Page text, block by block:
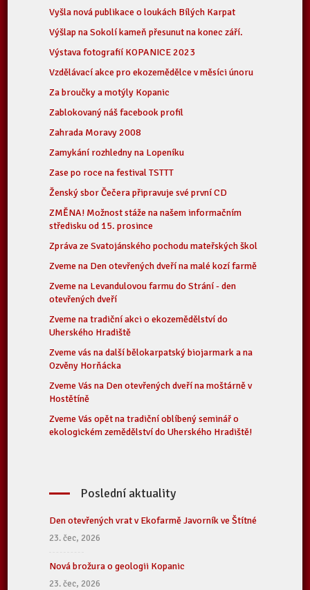
Vyšla nová publikace o loukách Bílých Karpat
Výšlap na Sokolí kameň přesunut na konec září.
Výstava fotografií KOPANICE 2023
Vzdělávací akce pro ekozemědělce v měsíci únoru
Za broučky a motýly Kopanic
Zablokovaný náš facebook profil
Zahrada Moravy 2008
Zamykání rozhledny na Lopeníku
Zase po roce na festival TSTTT
Ženský sbor Čečera připravuje své první CD
ZMĚNA! Možnost stáže na našem informačním
středisku od 15. prosince
Zpráva ze Svatojánského pochodu mateřských škol
Zveme na Den otevřených dveří na malé kozí farmě
Zveme na Levandulovou farmu do Strání - den
otevřených dveří
Zveme na tradiční akci o ekozemědělství do
Uherského Hradiště
Zveme vás na další bělokarpatský biojarmark a na
Ozvěny Horňácka
Zveme Vás na Den otevřených dveří na moštárně v
Hostětíně
Zveme Vás opět na tradiční oblíbený seminář o
ekologickém zemědělství do Uherského Hradiště!
Poslední aktuality
Den otevřených vrat v Ekofarmě Javorník ve Štítné
23. čec, 2026
Nová brožura o geologii Kopanic
23. čec, 2026